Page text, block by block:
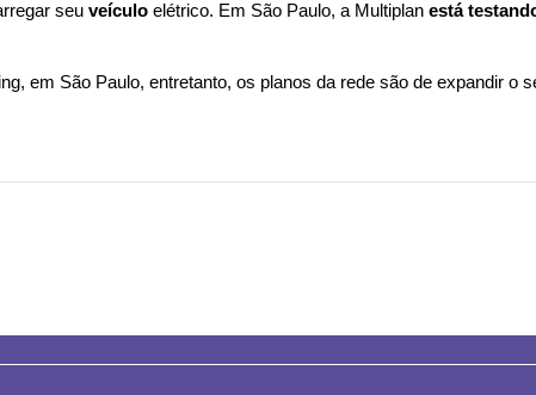
seu veículo elétrico. Em São Paulo, a Multiplan está
em São Paulo, entretanto, os planos da rede são de expandir o